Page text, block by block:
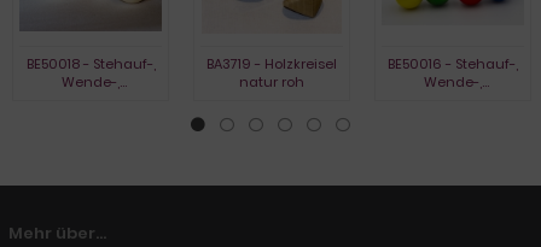
BE50018 - Stehauf-,
Wende-,
BA3719 - Holzkreisel
natur roh
BE50016 - Stehauf-,
Wende-,
Mehr über...